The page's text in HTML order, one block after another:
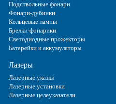
Подствольные фонари
Фонари-дубинки
Кольцевые лампы
Брелки-фонарики
Светодиодные прожекторы
Батарейки и аккумуляторы
Лазеры
Лазерные указки
Лазерные установки
Лазерные целеуказатели